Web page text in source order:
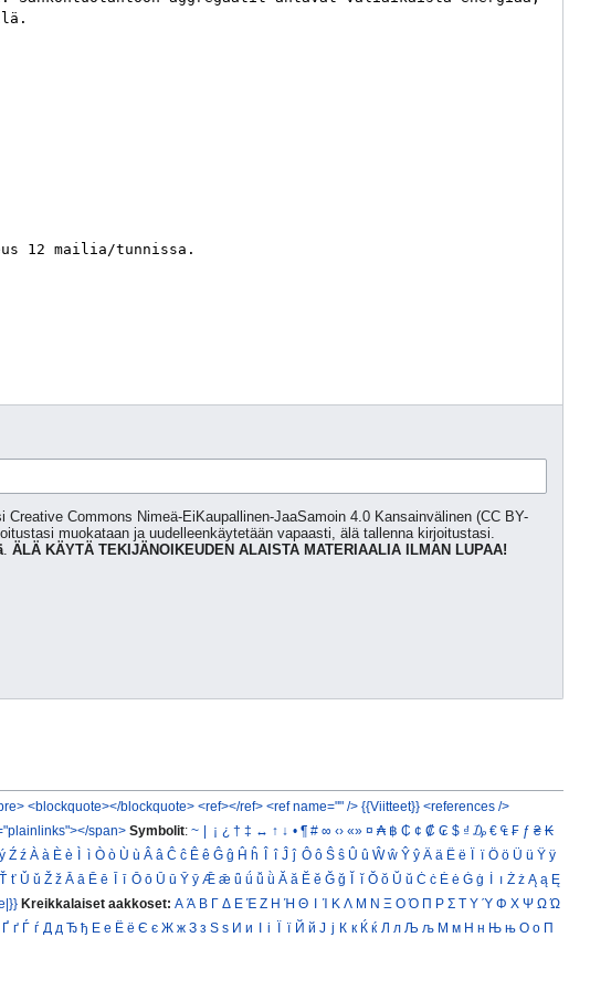
Commons Nimeä-EiKaupallinen-JaaSamoin 4.0 Kansainvälinen (CC BY-
muokataan ja uudelleenkäytetään vapaasti, älä tallenna kirjoitustasi.
. ÄLÄ KÄYTÄ TEKIJÄNOIKEUDEN ALAISTA MATERIAALIA ILMAN LUPAA!
<blockquote></blockquote> <ref></ref> <ref name="" /> {{Viitteet}} <references />
span> Symbolit: ~ | ¡ ¿ † ‡ ↔ ↑ ↓ • ¶ # ∞ ‹› «» ¤ ₳ ฿ ₵ ¢ ₡ ₢ $ ₫ ₯ € ₠ ₣ ƒ ₴ ₭
ý Ź ź À à È è Ì ì Ò ò Ù ù Â â Ĉ ĉ Ê ê Ĝ ĝ Ĥ ĥ Î î Ĵ ĵ Ô ô Ŝ ŝ Û û Ŵ ŵ Ŷ ŷ Ä ä Ë ë Ï ï Ö ö Ü ü Ÿ ÿ
Ť ť Ǔ ǔ Ž ž Ā ā Ē ē Ī ī Ō ō Ū ū Ȳ ȳ Ǣ ǣ ǖ ǘ ǚ ǜ Ă ă Ĕ ĕ Ğ ğ Ĭ ĭ Ŏ ŏ Ŭ ŭ Ċ ċ Ė ė Ġ ġ İ ı Ż ż Ą ą Ę
Kreikkalaiset aakkoset: Α Ά Β Γ Δ Ε Έ Ζ Η Ή Θ Ι Ί Κ Λ Μ Ν Ξ Ο Ό Π Ρ Σ Τ Υ Ύ Φ Χ Ψ Ω Ώ
Ґ ґ Ѓ ѓ Д д Ђ ђ Е е Ё ё Є є Ж ж З з Ѕ ѕ И и І і Ї ї Й й Ј ј К к Ќ ќ Л л Љ љ М м Н н Њ њ О о П